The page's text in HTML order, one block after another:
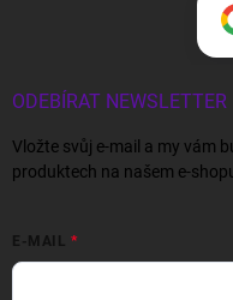
ODEBÍRAT NEWSLETTER
Vložte svůj e-mail a my vám
produktech na našem e-
E-MAIL